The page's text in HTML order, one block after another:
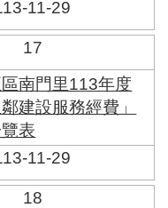
11-29
17
南門里113年度
建設服務經費」
表
11-29
18